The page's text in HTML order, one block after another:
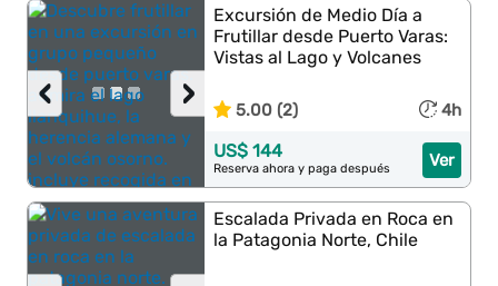
›
‹
Excursión de Medio Día a
Frutillar desde Puerto Varas:
Vistas al Lago y Volcanes
5.00 (2) 4h
Ver
US$ 144
Reserva ahora y paga después
Escalada Privada en Roca en
la Patagonia Norte, Chile